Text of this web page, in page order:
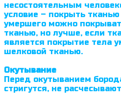
несостоятельным
условие – покрыть
умершего можно
тканью, но лучше, если
является покрытие тела
шелковой тканью.
Окутывание
Перед окутыванием
стригутся, не